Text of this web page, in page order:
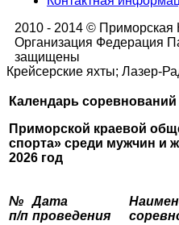
2010 - 2014 ©
Организация Федерация
защищены
Крейсерские яхты; Лазер-
Календарь соревнований
Приморской краевой
спорта» среди мужчин и
2026 год
№
п/п
Дата
проведения